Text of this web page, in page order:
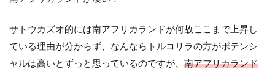
サトウカズオ的には南アフリカランドが何故ここまで上昇し
ている理由が分からず、なんならトルコリラの方がポテンシ
ャルは高いとずっと思っているのですが、 南アフリカランド